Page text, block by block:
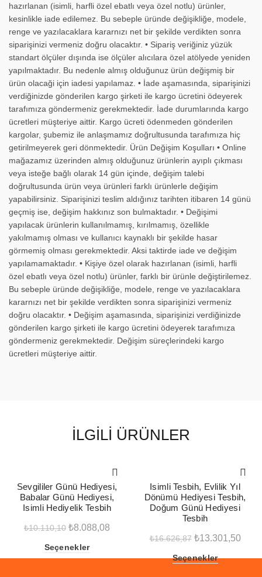
hazırlanan (isimli, harfli özel ebatlı veya özel notlu) ürünler,
kesinlikle iade edilemez. Bu sebeple üründe değişikliğe, modele,
renge ve yazılacaklara kararnızı net bir şekilde verdikten sonra
siparişinizi vermeniz doğru olacaktır. • Sipariş veriğiniz yüzük
standart ölçüler dışında ise ölçüler alıcılara özel atölyede yeniden
yapılmaktadır. Bu nedenle almış olduğunuz ürün değişmiş bir
ürün olacaği için iadesi yapılamaz. • İade aşamasında, siparişinizi
verdiğinizde gönderilen kargo şirketi ile kargo ücretini ödeyerek
tarafımıza göndermeniz gerekmektedir. İade durumlarında kargo
ücretleri müşteriye aittir. Kargo ücreti ödenmeden gönderilen
kargolar, şubemiz ile anlaşmamız doğrultusunda tarafımıza hiç
getirilmeyerek geri dönmektedir. Ürün Değişim Koşulları • Online
mağazamız üzerinden almış olduğunuz ürünlerin ayıplı çıkması
veya isteğe bağlı olarak 14 gün içinde, değişim talebi
doğrultusunda ürün veya ürünleri farklı ürünlerle değişim
yapabilirsiniz. Siparişinizi teslim aldığınız tarihten itibaren 14 günü
geçmiş ise, değişim hakkınız son bulmaktadır. • Değişimi
yapılacak ürünlerin kullanılmamış, kırılmamış, özellikle
yakılmamış olması ve kullanıcı kaynaklı bir şekilde hasar
görmemiş olması gerekmektedir. Aksi taktirde iade ve değişim
yapılamamaktadır. • Kişiye özel olarak hazırlanan (isimli, harfli
özel ebatlı veya özel notlu) ürünler, farklı bir ürünle değiştirilemez.
Bu sebeple üründe değişikliğe, modele, renge ve yazılacaklara
kararnızı net bir şekilde verdikten sonra siparişinizi vermeniz
doğru olacaktır. • Değişim aşamasında, siparişinizi verdiğinizde
gönderilen kargo şirketi ile kargo ücretini ödeyerek tarafımıza
göndermeniz gerekmektedir. Değişim süreçlerindeki kargo
ücretleri müşteriye aittir.
İLGILI ÜRÜNLER
Sevgililer Günü Hediyesi,
Babalar Günü Hediyesi,
Isimli Hediyelik Tesbih
₺10.110,10 Orijinal
₺10.110,10.
₺8.088,08
fiyat:
Seçenekler
Isimli Tesbih, Evlilik Yıl
Dönümü Hediyesi Tesbih,
Doğum Günü Hediyesi
Tesbih
₺16.626,87 Orijinal
₺16.626,87.
₺13.301,50Şu
Seçenekler